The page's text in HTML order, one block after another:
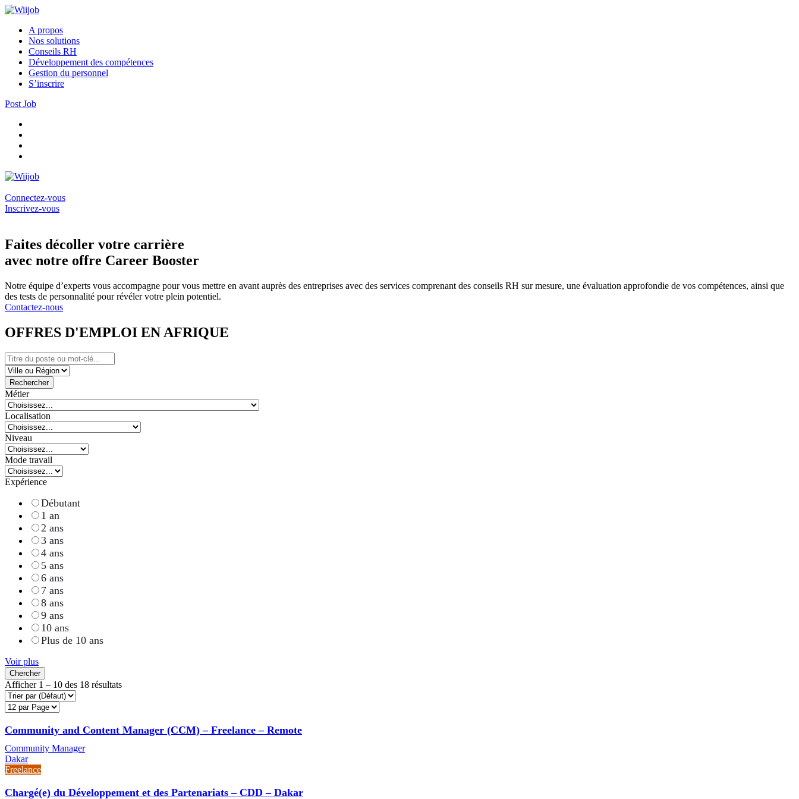
A propos
Nos solutions
Conseils RH
Développement des compétences
Gestion du personnel
S’inscrire
Post Job
Connectez-vous
Inscrivez-vous
Faites décoller votre carrière
avec notre offre Career Booster
Notre équipe d’experts vous accompagne pour vous mettre en avant auprès des entreprises avec des services comprenant des conseils RH sur mesure, une évaluation approfondie de vos compétences, ainsi que
des tests de personnalité pour révéler votre plein potentiel.
Contactez-nous
OFFRES D'EMPLOI EN AFRIQUE
Rechercher
Métier
Localisation
Niveau
Mode travail
Expérience
Débutant
1 an
2 ans
3 ans
4 ans
5 ans
6 ans
7 ans
8 ans
9 ans
10 ans
Plus de 10 ans
Voir plus
Chercher
Afficher 1 – 10 des 18 résultats
Community and Content Manager (CCM) – Freelance – Remote
Community Manager
Dakar
Freelance
Chargé(e) du Développement et des Partenariats – CDD – Dakar